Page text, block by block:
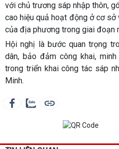
với chủ trương sáp nhập thôn,
cao hiệu quả hoạt động ở cơ
của địa phương trong giai đoạn
Hội nghị là bước quan trọng
dân, bảo đảm công khai,
trong triển khai công tác sáp
Minh.